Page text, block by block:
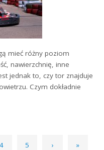
mieć różny poziom
nawierzchnię, inne
jednak to, czy tor znajduje
Czym dokładnie
4 5 › »